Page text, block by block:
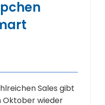
Sales gibt
Oktober wieder